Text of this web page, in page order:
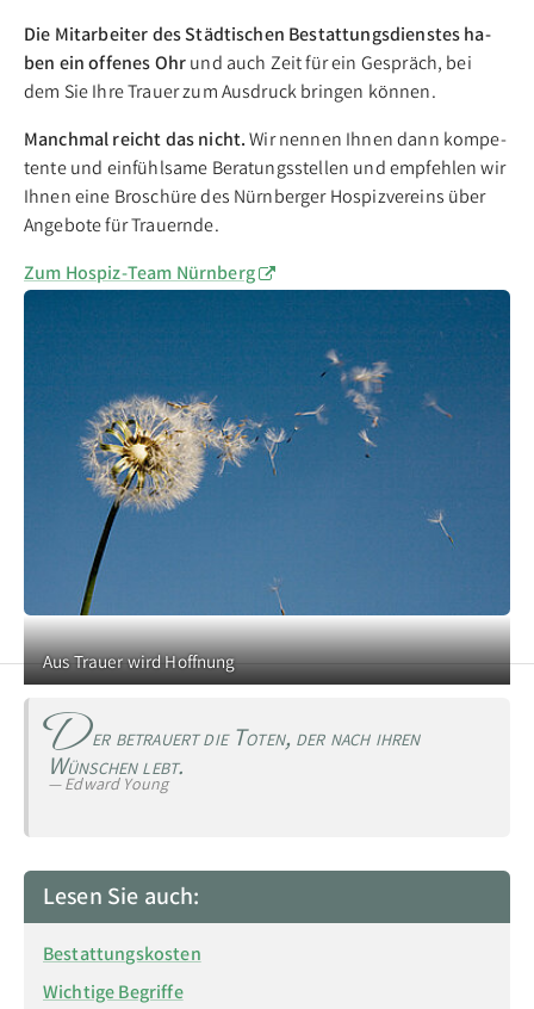
Aus Trauer wird Hoffnung
Die Mit­ar­bei­ter des Städ­ti­schen Be­stat­tungs­diens­tes ha­
ben ein of­fe­nes Ohrund auch Zeit für ein Ge­spräch, bei
dem Sie Ih­re Trau­er zum Aus­druck brin­gen kön­nen.
Manchmal reicht das nicht.Wir nen­nen Ih­nen dann kom­pe­
ten­te und ein­fühl­sa­me Be­ra­tungs­stel­len und emp­feh­len wir
Ih­nen ei­ne Bro­schü­re des Nürn­ber­ger Hos­piz­ver­eins über
An­ge­bo­te für Trau­ern­de.
Zum Hospiz-Team Nürnberg
Zur Hauptnavigation
Zum Seitenanfang
Der betrauert die Toten, der nach ihren
Wünschen lebt.
Edward Young
Lesen Sie auch:
Bestattungskosten
Wichtige Begriffe